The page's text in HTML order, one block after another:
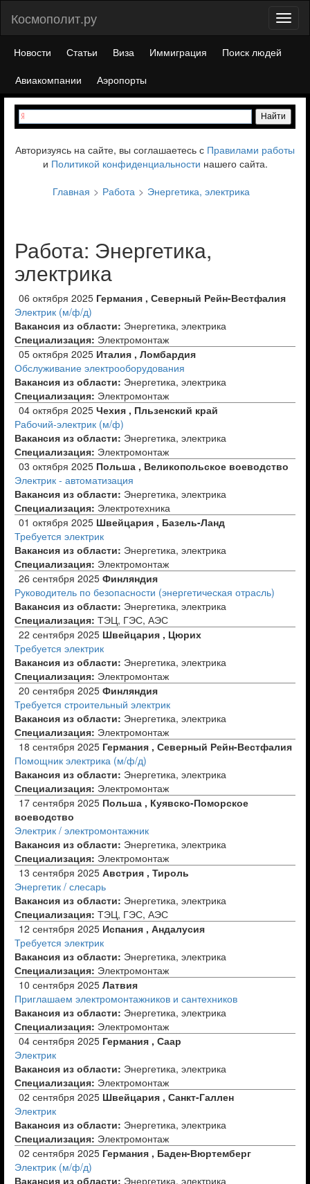
Космополит.ру
Новости Статьи Виза Иммиграция
Поиск людей
Авиакомпании
Аэропорты
Авторизуясь на сайте, вы соглашаетесь с Правилами работы
и Политикой конфиденциальности нашего сайта.
Главная
Работа Энергетика, электрика
Работа: Энергетика,
электрика
06 октября 2025 Германия , Северный Рейн-Вестфалия
Электрик (м/ф/д)
Вакансия из области: Энергетика, электрика
Специализация: Электромонтаж
05 октября 2025 Италия , Ломбардия
Обслуживание электрооборудования
Вакансия из области: Энергетика, электрика
Специализация: Электромонтаж
04 октября 2025 Чехия , Пльзенский край
Рабочий-электрик (м/ф)
Вакансия из области: Энергетика, электрика
Специализация: Электромонтаж
03 октября 2025 Польша , Великопольское воеводство
Электрик - автоматизация
Вакансия из области: Энергетика, электрика
Специализация: Электротехника
01 октября 2025 Швейцария , Базель-Ланд
Требуется электрик
Вакансия из области: Энергетика, электрика
Специализация: Электромонтаж
26 сентября 2025 Финляндия
Руководитель по безопасности (энергетическая отрасль)
Вакансия из области: Энергетика, электрика
Специализация: ТЭЦ, ГЭС, АЭС
22 сентября 2025 Швейцария , Цюрих
Требуется электрик
Вакансия из области: Энергетика, электрика
Специализация: Электромонтаж
20 сентября 2025 Финляндия
Требуется строительный электрик
Вакансия из области: Энергетика, электрика
Специализация: Электромонтаж
18 сентября 2025 Германия , Северный Рейн-Вестфалия
Помощник электрика (м/ф/д)
Вакансия из области: Энергетика, электрика
Специализация: Электромонтаж
17 сентября 2025 Польша , Куявско-Поморское
воеводство
Электрик / электромонтажник
Вакансия из области: Энергетика, электрика
Специализация: Электромонтаж
13 сентября 2025 Австрия , Тироль
Энергетик / слесарь
Вакансия из области: Энергетика, электрика
Специализация: ТЭЦ, ГЭС, АЭС
12 сентября 2025 Испания , Андалусия
Требуется электрик
Вакансия из области: Энергетика, электрика
Специализация: Электромонтаж
10 сентября 2025 Латвия
Приглашаем электромонтажников и сантехников
Вакансия из области: Энергетика, электрика
Специализация: Электромонтаж
04 сентября 2025 Германия , Саар
Электрик
Вакансия из области: Энергетика, электрика
Специализация: Электромонтаж
02 сентября 2025 Швейцария , Санкт-Галлен
Электрик
Вакансия из области: Энергетика, электрика
Специализация: Электромонтаж
02 сентября 2025 Германия , Баден-Вюртемберг
Электрик (м/ф/д)
Вакансия из области: Энергетика, электрика